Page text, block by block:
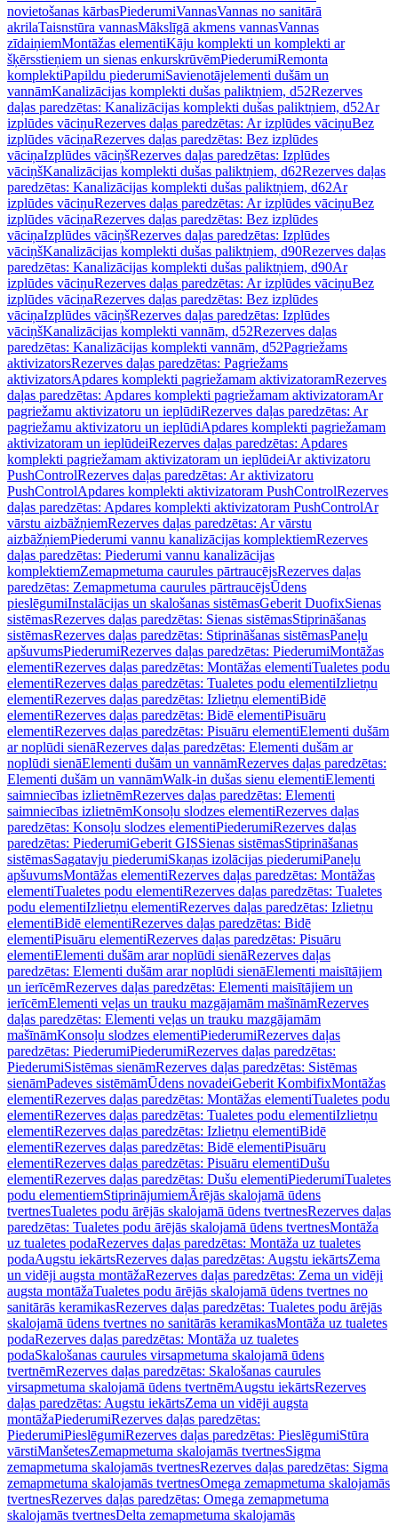
novietošanas kārbasPiederumiVannasVannas no sanitārā
akrilaTaisnstūra vannasMākslīgā akmens vannasVannas
zīdaiņiemMontāžas elementiKāju komplekti un komplekti ar
šķērsstieņiem un sienas enkurskrūvēmPiederumiRemonta
komplektiPapildu piederumiSavienotājelementi dušām un
vannāmKanalizācijas komplekti dušas paliktņiem, d52Rezerves
daļas paredzētas: Kanalizācijas komplekti dušas paliktņiem, d52Ar
izplūdes vāciņuRezerves daļas paredzētas: Ar izplūdes vāciņuBez
izplūdes vāciņaRezerves daļas paredzētas: Bez izplūdes
vāciņaIzplūdes vāciņšRezerves daļas paredzētas: Izplūdes
vāciņšKanalizācijas komplekti dušas paliktņiem, d62Rezerves daļas
paredzētas: Kanalizācijas komplekti dušas paliktņiem, d62Ar
izplūdes vāciņuRezerves daļas paredzētas: Ar izplūdes vāciņuBez
izplūdes vāciņaRezerves daļas paredzētas: Bez izplūdes
vāciņaIzplūdes vāciņšRezerves daļas paredzētas: Izplūdes
vāciņšKanalizācijas komplekti dušas paliktņiem, d90Rezerves daļas
paredzētas: Kanalizācijas komplekti dušas paliktņiem, d90Ar
izplūdes vāciņuRezerves daļas paredzētas: Ar izplūdes vāciņuBez
izplūdes vāciņaRezerves daļas paredzētas: Bez izplūdes
vāciņaIzplūdes vāciņšRezerves daļas paredzētas: Izplūdes
vāciņšKanalizācijas komplekti vannām, d52Rezerves daļas
paredzētas: Kanalizācijas komplekti vannām, d52Pagriežams
aktivizatorsRezerves daļas paredzētas: Pagriežams
aktivizatorsApdares komplekti pagriežamam aktivizatoramRezerves
daļas paredzētas: Apdares komplekti pagriežamam aktivizatoramAr
pagriežamu aktivizatoru un ieplūdiRezerves daļas paredzētas: Ar
pagriežamu aktivizatoru un ieplūdiApdares komplekti pagriežamam
aktivizatoram un ieplūdeiRezerves daļas paredzētas: Apdares
komplekti pagriežamam aktivizatoram un ieplūdeiAr aktivizatoru
PushControlRezerves daļas paredzētas: Ar aktivizatoru
PushControlApdares komplekti aktivizatoram PushControlRezerves
daļas paredzētas: Apdares komplekti aktivizatoram PushControlAr
vārstu aizbāžņiemRezerves daļas paredzētas: Ar vārstu
aizbāžņiemPiederumi vannu kanalizācijas komplektiemRezerves
daļas paredzētas: Piederumi vannu kanalizācijas
komplektiemZemapmetuma caurules pārtraucējsRezerves daļas
paredzētas: Zemapmetuma caurules pārtraucējsŪdens
pieslēgumiInstalācijas un skalošanas sistēmasGeberit DuofixSienas
sistēmasRezerves daļas paredzētas: Sienas sistēmasStiprināšanas
sistēmasRezerves daļas paredzētas: Stiprināšanas sistēmasPaneļu
apšuvumsPiederumiRezerves daļas paredzētas: PiederumiMontāžas
elementiRezerves daļas paredzētas: Montāžas elementiTualetes podu
elementiRezerves daļas paredzētas: Tualetes podu elementiIzlietņu
elementiRezerves daļas paredzētas: Izlietņu elementiBidē
elementiRezerves daļas paredzētas: Bidē elementiPisuāru
elementiRezerves daļas paredzētas: Pisuāru elementiElementi dušām
ar noplūdi sienāRezerves daļas paredzētas: Elementi dušām ar
noplūdi sienāElementi dušām un vannāmRezerves daļas paredzētas:
Elementi dušām un vannāmWalk-in dušas sienu elementiElementi
saimniecības izlietnēmRezerves daļas paredzētas: Elementi
saimniecības izlietnēmKonsoļu slodzes elementiRezerves daļas
paredzētas: Konsoļu slodzes elementiPiederumiRezerves daļas
paredzētas: PiederumiGeberit GISSienas sistēmasStiprināšanas
sistēmasSagatavju piederumiSkaņas izolācijas piederumiPaneļu
apšuvumsMontāžas elementiRezerves daļas paredzētas: Montāžas
elementiTualetes podu elementiRezerves daļas paredzētas: Tualetes
podu elementiIzlietņu elementiRezerves daļas paredzētas: Izlietņu
elementiBidē elementiRezerves daļas paredzētas: Bidē
elementiPisuāru elementiRezerves daļas paredzētas: Pisuāru
elementiElementi dušām arar noplūdi sienāRezerves daļas
paredzētas: Elementi dušām arar noplūdi sienāElementi maisītājiem
un ierīcēmRezerves daļas paredzētas: Elementi maisītājiem un
ierīcēmElementi veļas un trauku mazgājamām mašīnāmRezerves
daļas paredzētas: Elementi veļas un trauku mazgājamām
mašīnāmKonsoļu slodzes elementiPiederumiRezerves daļas
paredzētas: PiederumiPiederumiRezerves daļas paredzētas:
PiederumiSistēmas sienāmRezerves daļas paredzētas: Sistēmas
sienāmPadeves sistēmāmŪdens novadeiGeberit KombifixMontāžas
elementiRezerves daļas paredzētas: Montāžas elementiTualetes podu
elementiRezerves daļas paredzētas: Tualetes podu elementiIzlietņu
elementiRezerves daļas paredzētas: Izlietņu elementiBidē
elementiRezerves daļas paredzētas: Bidē elementiPisuāru
elementiRezerves daļas paredzētas: Pisuāru elementiDušu
elementiRezerves daļas paredzētas: Dušu elementiPiederumiTualetes
podu elementiemStiprinājumiemĀrējās skalojamā ūdens
tvertnesTualetes podu ārējās skalojamā ūdens tvertnesRezerves daļas
paredzētas: Tualetes podu ārējās skalojamā ūdens tvertnesMontāža
uz tualetes podaRezerves daļas paredzētas: Montāža uz tualetes
podaAugstu iekārtsRezerves daļas paredzētas: Augstu iekārtsZema
un vidēji augsta montāžaRezerves daļas paredzētas: Zema un vidēji
augsta montāžaTualetes podu ārējās skalojamā ūdens tvertnes no
sanitārās keramikasRezerves daļas paredzētas: Tualetes podu ārējās
skalojamā ūdens tvertnes no sanitārās keramikasMontāža uz tualetes
podaRezerves daļas paredzētas: Montāža uz tualetes
podaSkalošanas caurules virsapmetuma skalojamā ūdens
tvertnēmRezerves daļas paredzētas: Skalošanas caurules
virsapmetuma skalojamā ūdens tvertnēmAugstu iekārtsRezerves
daļas paredzētas: Augstu iekārtsZema un vidēji augsta
montāžaPiederumiRezerves daļas paredzētas:
PiederumiPieslēgumiRezerves daļas paredzētas: PieslēgumiStūra
vārstiManšetesZemapmetuma skalojamās tvertnesSigma
zemapmetuma skalojamās tvertnesRezerves daļas paredzētas: Sigma
zemapmetuma skalojamās tvertnesOmega zemapmetuma skalojamās
tvertnesRezerves daļas paredzētas: Omega zemapmetuma
skalojamās tvertnesDelta zemapmetuma skalojamās